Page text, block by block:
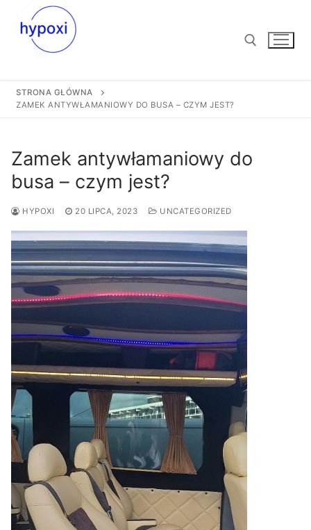
Przejdź
STRONA GŁÓWNA
ZAMEK ANTYWŁAMANIOWY DO BUSA – CZYM JEST?
Zamek antywłamaniowy do
busa – czym jest?
HYPOXI 20 LIPCA, 2023 UNCATEGORIZED